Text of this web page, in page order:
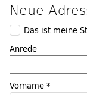
Neue
Das ist meine
Anrede
Vorname *